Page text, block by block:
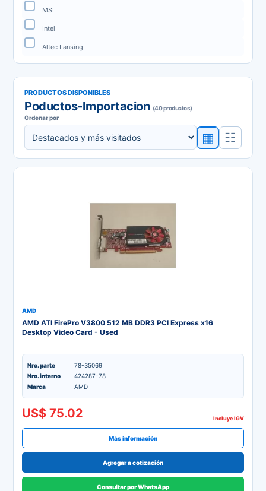
MSI
Intel
Altec Lansing
PRODUCTOS DISPONIBLES
Poductos-Importacion (40 productos)
Ordenar por
▦ ☷
AMD
AMD ATI FirePro V3800 512 MB DDR3 PCI Express x16
Desktop Video Card - Used
Nro. parte
78-35069
Nro. interno
424287-78
Marca
AMD
US$ 75.02 Incluye IGV
Más información
Agregar a cotización
Consultar por WhatsApp